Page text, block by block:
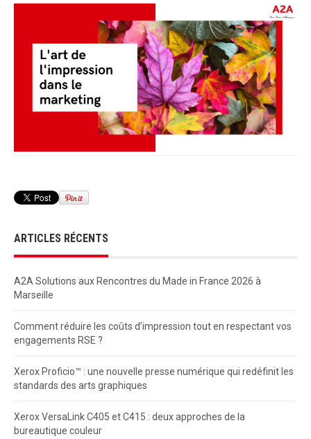
ARTICLES RÉCENTS
A2A Solutions aux Rencontres du Made in France 2026 à
Marseille
Comment réduire les coûts d’impression tout en respectant vos
engagements RSE ?
Xerox Proficio™ : une nouvelle presse numérique qui redéfinit les
standards des arts graphiques
Xerox VersaLink C405 et C415 : deux approches de la
bureautique couleur